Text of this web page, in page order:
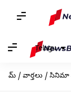
Telugu
హోమ్ / వార్తలు / సినిమా